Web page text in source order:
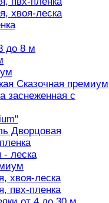
хвоя-леска
до 8 м
Сказочная премиум
заснеженная с
Дворцовая
- леска
хвоя-леска
пвх-пленка